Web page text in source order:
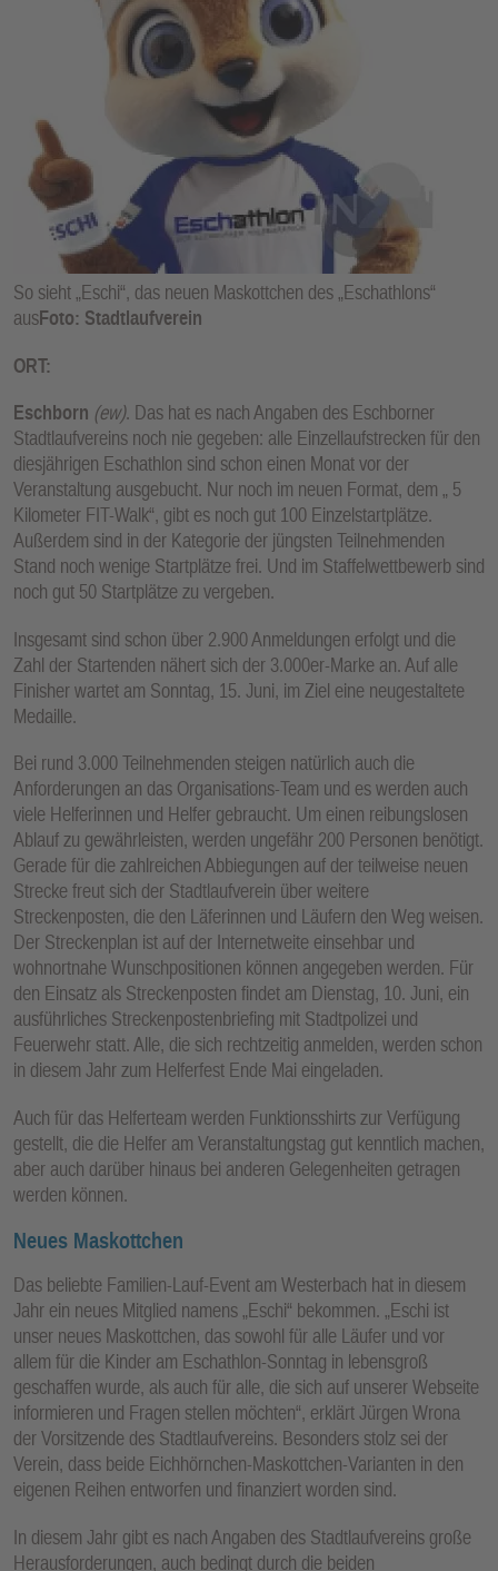
So sieht „Eschi“, das neuen Maskottchen des „Eschathlons“
ausFoto: Stadtlaufverein
ORT:
Eschborn (ew). Das hat es nach Angaben des Eschborner
Stadtlaufvereins noch nie gegeben: alle Einzellaufstrecken für den
diesjährigen Eschathlon sind schon einen Monat vor der
Veranstaltung ausgebucht. Nur noch im neuen Format, dem „ 5
Kilometer FIT-Walk“, gibt es noch gut 100 Einzelstartplätze.
Außerdem sind in der Kategorie der jüngsten Teilnehmenden
Stand noch wenige Startplätze frei. Und im Staffelwettbewerb sind
noch gut 50 Startplätze zu vergeben.
Insgesamt sind schon über 2.900 Anmeldungen erfolgt und die
Zahl der Startenden nähert sich der 3.000er-Marke an. Auf alle
Finisher wartet am Sonntag, 15. Juni, im Ziel eine neugestaltete
Medaille.
Bei rund 3.000 Teilnehmenden steigen natürlich auch die
Anforderungen an das Organisations-Team und es werden auch
viele Helferinnen und Helfer gebraucht. Um einen reibungslosen
Ablauf zu gewährleisten, werden ungefähr 200 Personen benötigt.
Gerade für die zahlreichen Abbiegungen auf der teilweise neuen
Strecke freut sich der Stadtlaufverein über weitere
Streckenposten, die den Läferinnen und Läufern den Weg weisen.
Der Streckenplan ist auf der Internetweite einsehbar und
wohnortnahe Wunschpositionen können angegeben werden. Für
den Einsatz als Streckenposten findet am Dienstag, 10. Juni, ein
ausführliches Streckenpostenbriefing mit Stadtpolizei und
Feuerwehr statt. Alle, die sich rechtzeitig anmelden, werden schon
in diesem Jahr zum Helferfest Ende Mai eingeladen.
Auch für das Helferteam werden Funktionsshirts zur Verfügung
gestellt, die die Helfer am Veranstaltungstag gut kenntlich machen,
aber auch darüber hinaus bei anderen Gelegenheiten getragen
werden können.
Neues Maskottchen
Das beliebte Familien-Lauf-Event am Westerbach hat in diesem
Jahr ein neues Mitglied namens „Eschi“ bekommen. „Eschi ist
unser neues Maskottchen, das sowohl für alle Läufer und vor
allem für die Kinder am Eschathlon-Sonntag in lebensgroß
geschaffen wurde, als auch für alle, die sich auf unserer Webseite
informieren und Fragen stellen möchten“, erklärt Jürgen Wrona
der Vorsitzende des Stadtlaufvereins. Besonders stolz sei der
Verein, dass beide Eichhörnchen-Maskottchen-Varianten in den
eigenen Reihen entworfen und finanziert worden sind.
In diesem Jahr gibt es nach Angaben des Stadtlaufvereins große
Herausforderungen, auch bedingt durch die beiden
E
N